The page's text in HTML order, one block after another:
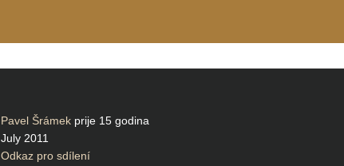
Pavel Šrámek prije 15 godina
July 2011
Odkaz pro sdílení